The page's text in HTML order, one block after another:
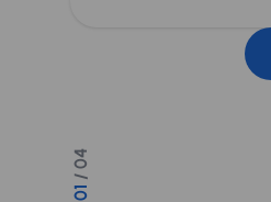
01
/ 04